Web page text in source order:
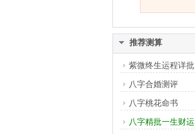
推荐测算
紫微终生运程详批
八字合婚测评
八字桃花命书
八字精批一生财运